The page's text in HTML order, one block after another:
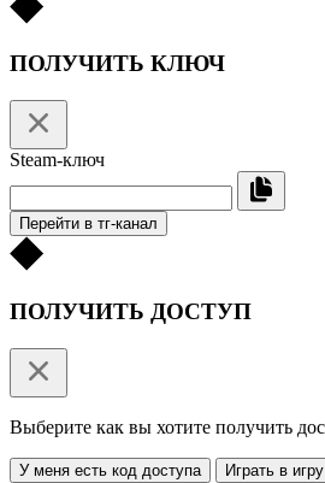
ПОЛУЧИТЬ КЛЮЧ
Steam-ключ
Перейти в тг-канал
ПОЛУЧИТЬ ДОСТУП
Выберите как вы хотите получить
У меня есть код доступа Играть в игру